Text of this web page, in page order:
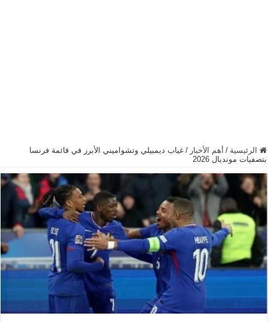
الرئيسية / أهم الأخبار / غياب ديمبيلي وتشواميني الأبرز في قائمة فرنسا
بتصفيات مونديال 2026